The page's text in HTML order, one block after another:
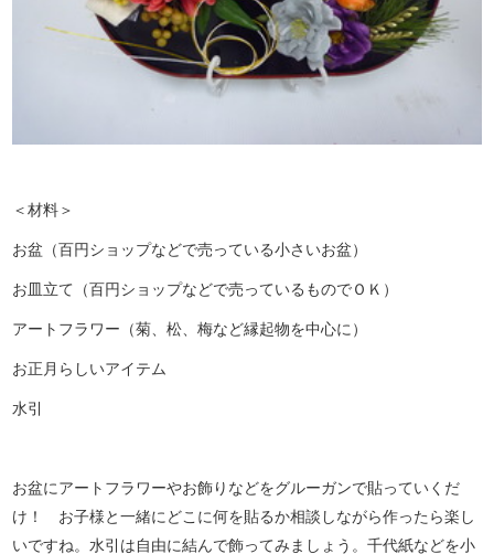
＜材料＞
お盆（百円ショップなどで売っている小さいお盆）
お皿立て（百円ショップなどで売っているものでＯＫ）
アートフラワー（菊、松、梅など縁起物を中心に）
お正月らしいアイテム
水引
お盆にアートフラワーやお飾りなどをグルーガンで貼っていくだ
け！ お子様と一緒にどこに何を貼るか相談しながら作ったら楽し
いですね。水引は自由に結んで飾ってみましょう。千代紙などを小